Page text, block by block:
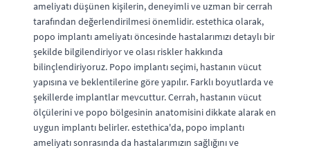
ameliyatı düşünen kişilerin, deneyimli ve uzman bir cerrah
tarafından değerlendirilmesi önemlidir. estethica olarak,
popo implantı ameliyatı öncesinde hastalarımızı detaylı bir
şekilde bilgilendiriyor ve olası riskler hakkında
bilinçlendiriyoruz. Popo implantı seçimi, hastanın vücut
yapısına ve beklentilerine göre yapılır. Farklı boyutlarda ve
şekillerde implantlar mevcuttur. Cerrah, hastanın vücut
ölçülerini ve popo bölgesinin anatomisini dikkate alarak en
uygun implantı belirler. estethica'da, popo implantı
ameliyatı sonrasında da hastalarımızın sağlığını ve